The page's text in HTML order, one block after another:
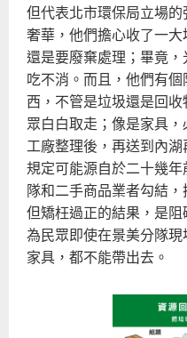
但代表北市環保局立場
奢華，他們擔心收了一
還是要廢棄處理；畢竟
吃不消。而且，他們有
西，不管是垃圾還是回
眾白白取走；像是家具
工廠整理後，再送到內
規定可能源自於二十幾
隊和二手商品業者勾結
但矯枉過正的結果，是
為民眾即使在景美分隊
家具，都不能帶出去。